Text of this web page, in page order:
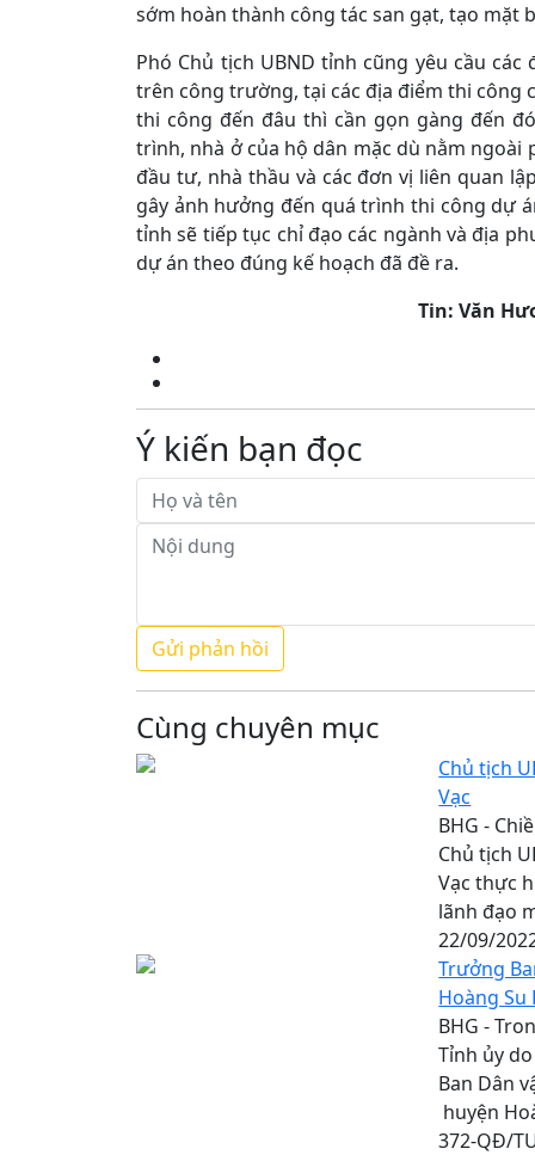
sớm hoàn thành công tác san gạt, tạo mặt
Phó Chủ tịch UBND tỉnh cũng yêu cầu
trên công trường, tại các địa điểm thi công
thi công đến đâu thì cần gọn gàng đến
trình, nhà ở của hộ dân mặc dù nằm
đầu tư, nhà thầu và các đơn vị liên quan
gây ảnh hưởng đến quá trình thi công dự
tỉnh sẽ tiếp tục chỉ đạo các ngành và địa
dự án theo đúng kế hoạch đã đề ra.
Tin: Văn
Ý kiến bạn đọc
Cùng chuyên mục
Chủ tịch
Vạc
BHG -
Chủ tịch
Vạc thực
lãnh đạo
22/09/
Trưởng
Hoàng Su
BHG -
Tỉnh ủy
Ban Dân
huyện
372-QĐ/